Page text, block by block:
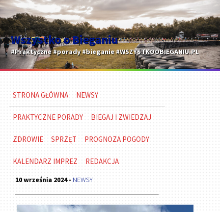
Wszystko o Bieganiu
#Praktyczne #porady #bieganie #WSZYSTKOOBIEGANIU.PL
STRONA GŁÓWNA NEWSY
PRAKTYCZNE PORADY BIEGAJ I ZWIEDZAJ
ZDROWIE SPRZĘT PROGNOZA POGODY
KALENDARZ IMPREZ REDAKCJA
10 września 2024 - NEWSY